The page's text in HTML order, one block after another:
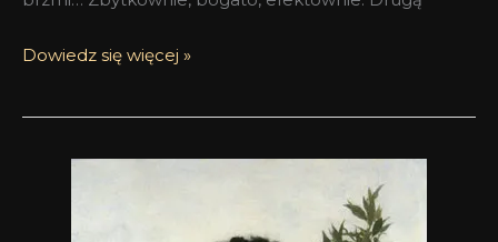
Dowiedz się więcej »